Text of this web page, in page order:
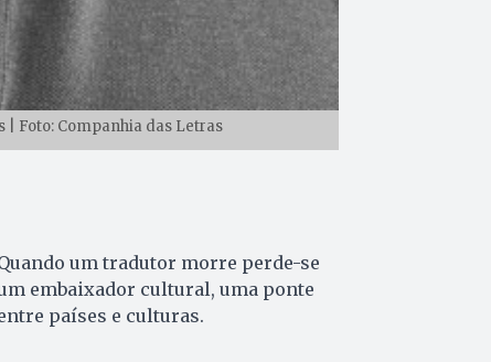
Foto: Companhia das Letras
um tradutor morre perde-se
embaixador cultural, uma ponte
países e culturas.